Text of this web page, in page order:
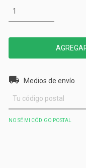
Entregas para el CP:
Medios de envío
NO SÉ MI CÓDIGO POSTAL